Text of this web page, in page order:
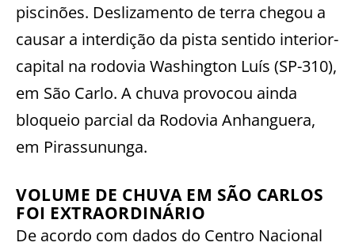
piscinões. Deslizamento de terra chegou a
causar a interdição da pista sentido interior-
capital na rodovia Washington Luís (SP-310),
em São Carlo. A chuva provocou ainda
bloqueio parcial da Rodovia Anhanguera,
em Pirassununga.
VOLUME DE CHUVA EM SÃO CARLOS
FOI EXTRAORDINÁRIO
De acordo com dados do Centro Nacional